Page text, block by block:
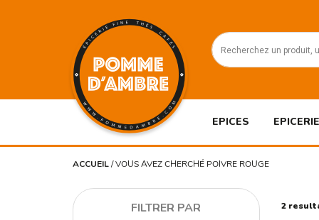
EPICES
ACCUEIL/VOUS AVEZ CHERCHÉ POIVRE ROUGE
FILTRER PAR 2